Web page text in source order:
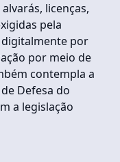
licenças,
pela
digitalmente por
por meio de
contempla a
Defesa do
a legislação